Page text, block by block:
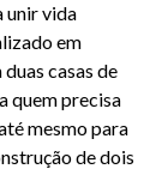
unir vida
em
casas de
quem precisa
mesmo para
de dois